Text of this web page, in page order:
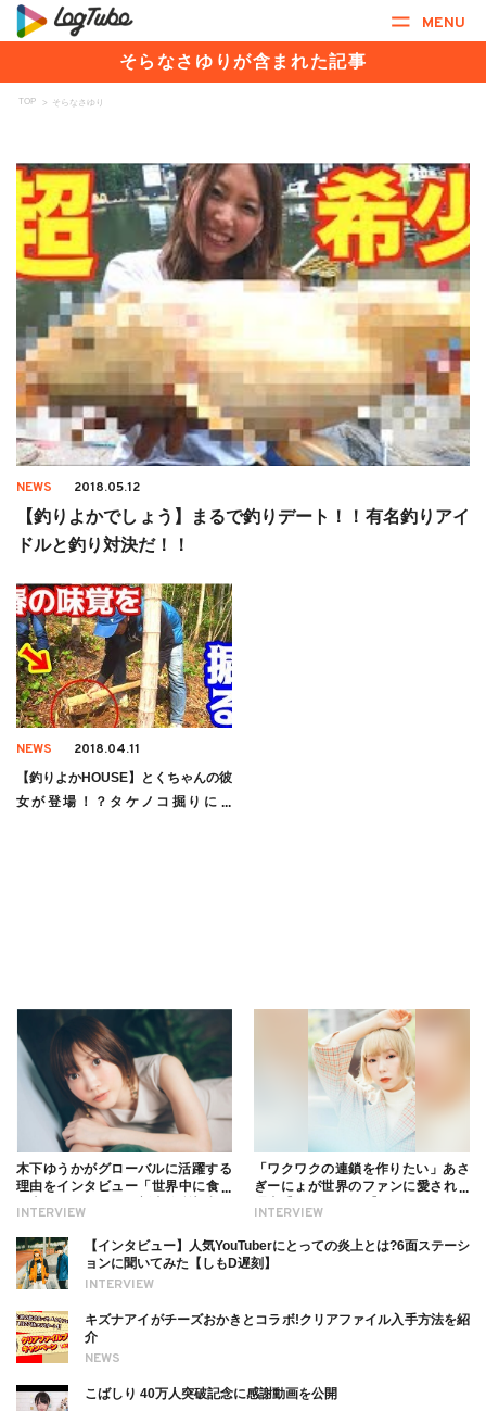
MENU
そらなさゆりが含まれた記事
TOP > そらなさゆり
NEWS 2018.05.12
【釣りよかでしょう】まるで釣りデート！！有名釣りアイ
ドルと釣り対決だ！！
NEWS 2018.04.11
【釣りよかHOUSE】とくちゃんの彼
女が登場！？タケノコ掘りに挑
INTERVIEW
木下ゆうかがグローバルに活躍する
理由をインタビュー「世界中に食べ
ついても
INTERVIEW
「ワクワクの連鎖を作りたい」あさ
ぎーにょが世界のファンに愛される
INTERVIEW
【インタビュー】人気YouTuberにとっての炎上とは?6面ステーシ
ョンに聞いてみた【しもD遅刻】
NEWS
キズナアイがチーズおかきとコラボ!クリアファイル入手方法を紹
介
こばしり 40万人突破記念に感謝動画を公開